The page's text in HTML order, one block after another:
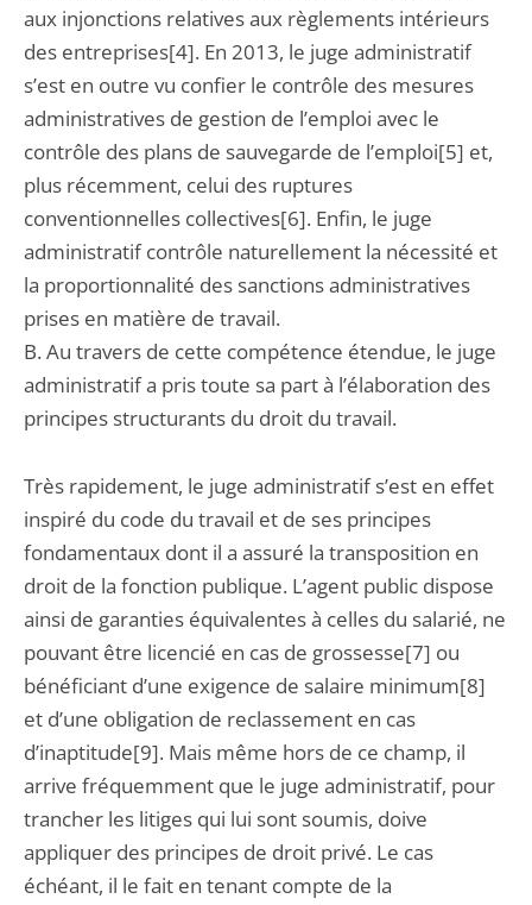
aux injonctions relatives aux règlements intérieurs
des entreprises[4]. En 2013, le juge administratif
s’est en outre vu confier le contrôle des mesures
administratives de gestion de l’emploi avec le
contrôle des plans de sauvegarde de l’emploi[5] et,
plus récemment, celui des ruptures
conventionnelles collectives[6]. Enfin, le juge
administratif contrôle naturellement la nécessité et
la proportionnalité des sanctions administratives
prises en matière de travail.
B. Au travers de cette compétence étendue, le juge
administratif a pris toute sa part à l’élaboration des
principes structurants du droit du travail.
Très rapidement, le juge administratif s’est en effet
inspiré du code du travail et de ses principes
fondamentaux dont il a assuré la transposition en
droit de la fonction publique. L’agent public dispose
ainsi de garanties équivalentes à celles du salarié, ne
pouvant être licencié en cas de grossesse[7] ou
bénéficiant d’une exigence de salaire minimum[8]
et d’une obligation de reclassement en cas
d’inaptitude[9]. Mais même hors de ce champ, il
arrive fréquemment que le juge administratif, pour
trancher les litiges qui lui sont soumis, doive
appliquer des principes de droit privé. Le cas
échéant, il le fait en tenant compte de la